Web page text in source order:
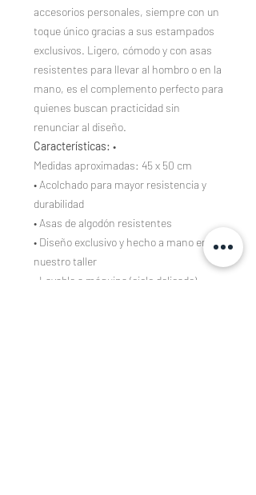
accesorios personales, siempre con un
toque único gracias a sus estampados
exclusivos. Ligero, cómodo y con asas
resistentes para llevar al hombro o en la
mano, es el complemento perfecto para
quienes buscan practicidad sin
renunciar al diseño.
Características: •
Medidas aproximadas: 45 x 50 cm
• Acolchado para mayor resistencia y
durabilidad
• Asas de algodón resistentes
• Diseño exclusivo y hecho a mano en
nuestro taller
• Lavable a máquina (ciclo delicado)